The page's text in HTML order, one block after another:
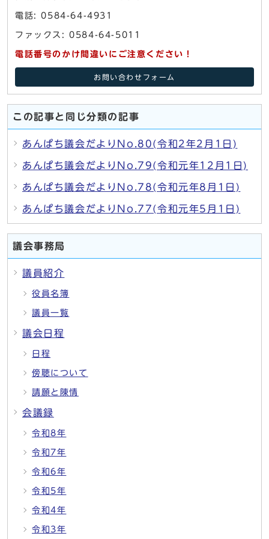
電話: 0584-64-4931
ファックス: 0584-64-5011
電話番号のかけ間違いにご注意ください！
お問い合わせフォーム
この記事と同じ分類の記事
あんぱち議会だよりNo.80(令和2年2月1日)
あんぱち議会だよりNo.79(令和元年12月1日)
あんぱち議会だよりNo.78(令和元年8月1日)
あんぱち議会だよりNo.77(令和元年5月1日)
議会事務局
議員紹介
役員名簿
議員一覧
議会日程
日程
傍聴について
請願と陳情
会議録
令和8年
令和7年
令和6年
令和5年
令和4年
令和3年